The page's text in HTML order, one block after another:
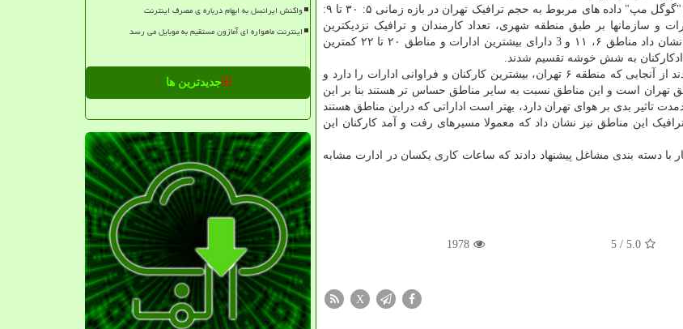
و استفاده از اطلاعات "گوگل مپ" داده های مربوط به حجم ترافیک تهران در بازه زمانی ۵: ۳۰ تا ۹:
خوشه بندی ادارات و سازمانها بر طبق منطقه شهری، تعداد کارمندان و ترافیک نزدیکترین
بزرگراه یا خیابان به اداره مورد بررسی قرار گرفت که بررسی ها نشان داد مناطق ۶، ۱۱ و 3 دارای بیشترین ادارات و مناطق ۲۰ تا ۲۲ کمترین
به شش خوشه تقسیم شدند.
براساس نتیجه احصا شده پژوهشگران پژوهشگاه به این نتبجه رسیدند از آنجایی که منطقه ۶ تهران، بیشترین کارکنان و فراوانی ادارات را دارد و
مناطق ۱۱، ۳ و ۷ بیشتر از سایر مناطق تهران است و این مناطق نسبت به سایر مناطق حساس تر هستند بنا بر این
تاثیر بدی بر هوای تهران دارد، بهتر است اداراتی که دراین مناطق هستند
این مناطق نیز نشان داد که معمولا مسیرهای رفت و آمد کارکنان این
با دسته بندی مشاغل پیشنهاد دادند که ساعات کاری یکسان در ادارت مشابه
5.0
/ 5
1978
X
واکنش ایرانسل به ابهام درباره ی مصرف اینترنت
اینترنت ماهواره ای آمازون مستقیم به موبایل می رسد
جدیدترین ها